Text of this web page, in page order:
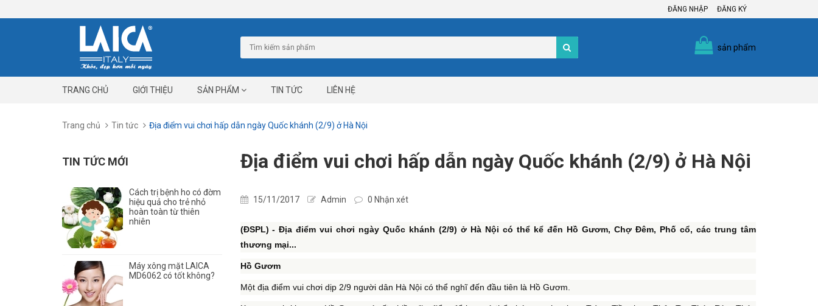
ĐĂNG NHẬP ĐĂNG KÝ
sản phẩm
TRANG CHỦ GIỚI THIỆU SẢN PHẨM TIN TỨC LIÊN HỆ
Trang chủ Tin tức Địa điểm vui chơi hấp dẫn ngày Quốc khánh (2/9) ở Hà Nội
Địa điểm vui chơi hấp dẫn ngày Quốc khánh (2/9) ở Hà Nội
15/11/2017 Admin 0 Nhận xét
(ĐSPL) - Địa điểm vui chơi ngày Quốc khánh (2/9) ở Hà Nội có thể kể đến Hồ Gươm, Chợ Đêm, Phố cổ, các trung tâm
thương mại...
Hồ Gươm
Một địa điểm vui chơi dịp 2/9 người dân Hà Nội có thể nghĩ đến đầu tiên là Hồ Gươm.
TIN TỨC MỚI
Cách trị bệnh ho có đờm
hiệu quả cho trẻ nhỏ
hoàn toàn từ thiên
nhiên
Máy xông mặt LAICA
MD6062 có tốt không?